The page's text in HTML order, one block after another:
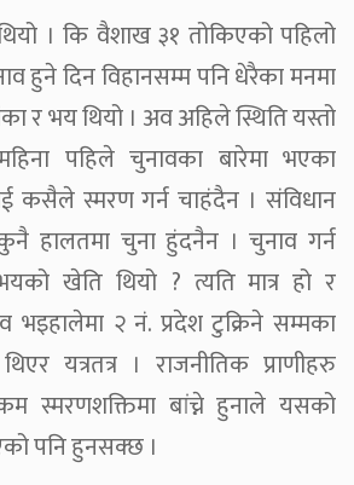
। कि वैशाख ३१ तोकिएको पहिलो
हुने दिन विहानसम्म पनि धेरैका मनमा
र भय थियो । अव अहिले स्थिति यस्तो
पहिले चुनावका बारेमा भएका
कसैले स्मरण गर्न चाहंदैन । संविधान
हालतमा चुना हुंदनैन । चुनाव गर्न
खेति थियो ? त्यति मात्र हो र
भइहालेमा २ नं. प्रदेश टुक्रिने सम्मका
यत्रतत्र । राजनीतिक प्राणीहरु
स्मरणशक्तिमा बांच्ने हुनाले यसको
पनि हुनसक्छ ।